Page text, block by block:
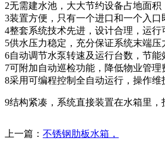
2无需建水池，大大节约设备占地面
3装置方便，只有一个进口和一个入口
4整套系统技术先进，设计合理，运行
5供水压力稳定，充分保证系统末端压
6自动调节水泵转速及运行台数，节能
7可附加自动巡检功能，降低物业管理
8采用可编程控制全自动运行，操作维
9结构紧凑，系统直接装置在水箱里，
上一篇： 不锈钢肋板水箱，